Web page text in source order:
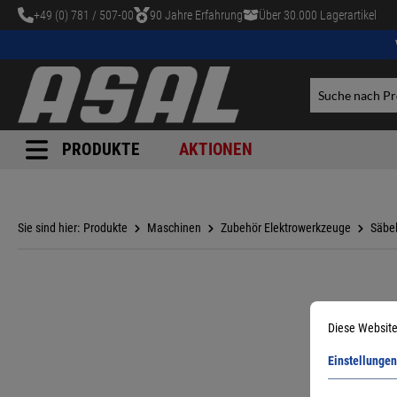
springen
+49 (0) 781 / 507-00 90 Jahre Erfahrung Über 30.000 Lagerartikel
PRODUKTE AKTIONEN
Sie sind hier: Produkte Maschinen Zubehör Elektrowerkzeuge
Diese
Einstellungen